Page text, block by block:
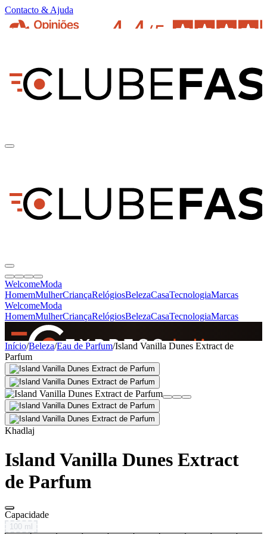
Contacto & Ajuda
WelcomeModa
HomemMulherCriançaRelógiosBelezaCasaTecnologiaMarcas
WelcomeModa
HomemMulherCriançaRelógiosBelezaCasaTecnologiaMarcas
SINCE 2005
+de 36.000 reviews
Início/Beleza/Eau de Parfum/Island Vanilla Dunes Extract de
Parfum
Khadlaj
Island Vanilla Dunes Extract
de Parfum
Capacidade
100 ml